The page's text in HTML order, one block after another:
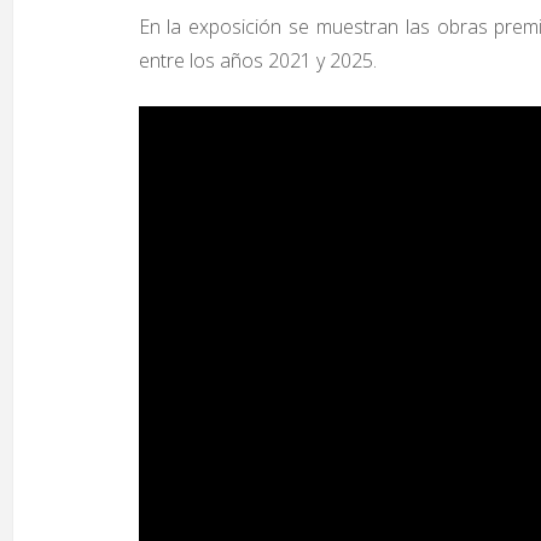
En la exposición se muestran las obras
entre los años 2021 y 2025.